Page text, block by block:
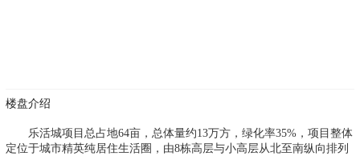
楼盘介绍
乐活城项目总占地64亩，总体量约13万方，绿化率35%，项目整体
定位于城市精英纯居住生活圈，由8栋高层与小高层从北至南纵向排列